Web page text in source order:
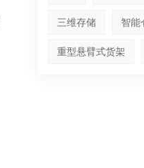
三维存储 智能
重型悬臂式货架